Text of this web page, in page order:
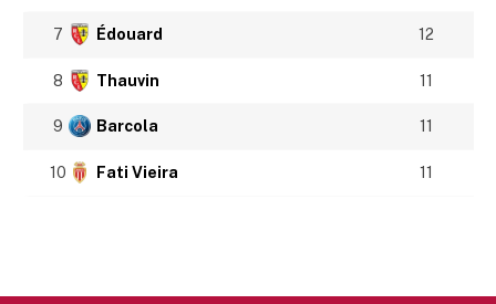
7 Édouard 12
8 Thauvin 11
9 Barcola 11
10 Fati Vieira 11